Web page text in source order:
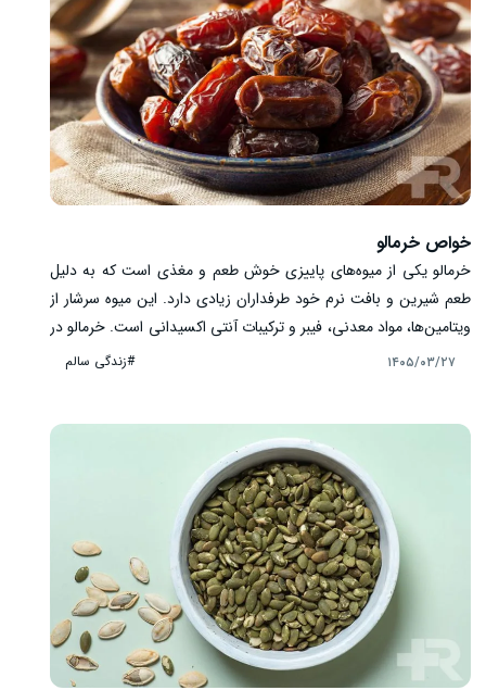
خواص خرمالو
خرمالو یکی از میوه‌های پاییزی خوش ‌طعم و مغذی است که به دلیل
طعم شیرین و بافت نرم خود طرفداران زیادی دارد. این میوه سرشار از
ویتامین‌ها، مواد معدنی، فیبر و ترکیبات آنتی ‌اکسیدانی است. خرمالو در
بسیاری از رژیم ‌های غذایی سالم جایگاه ویژه‌ ای دارد و مصرف متعادل
‌شویم.
۱۴۰۵/۰۳/۲۷ #زندگی سالم